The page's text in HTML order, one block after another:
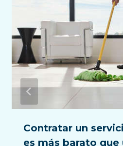
Contratar un
es más barato que